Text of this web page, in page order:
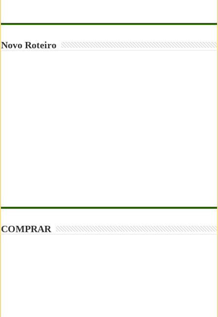
Novo Roteiro
COMPRAR